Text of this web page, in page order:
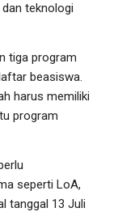
teknologi
tiga program
beasiswa.
harus memiliki
program
seperti LoA,
tanggal 13 Juli